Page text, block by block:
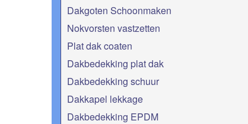
Dakgoten Schoonmaken
Nokvorsten vastzetten
Plat dak coaten
Dakbedekking plat dak
Dakbedekking schuur
Dakkapel lekkage
Dakbedekking EPDM